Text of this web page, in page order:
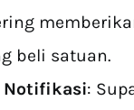
beli satuan.
: